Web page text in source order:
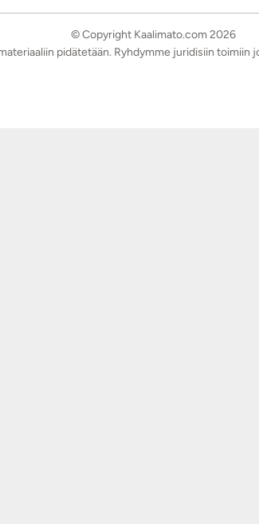
© Copyright Kaalimato.com 2026
pidätetään. Ryhdymme juridisiin toimiin